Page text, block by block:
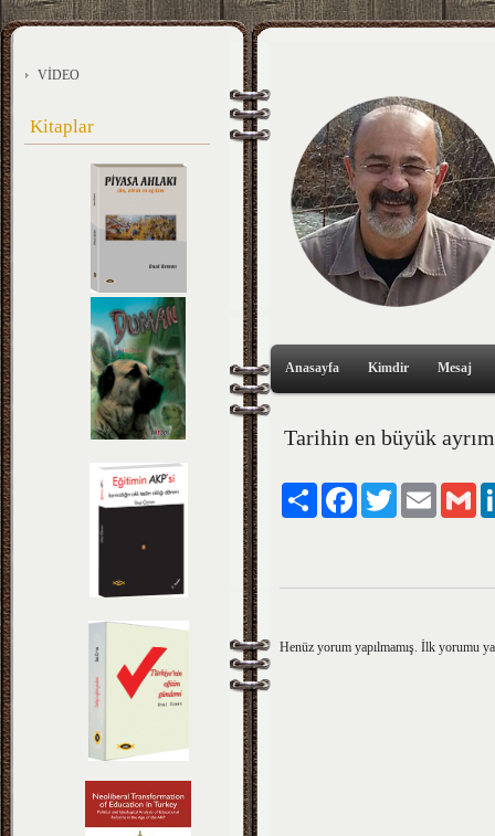
VİDEO
Kitaplar
Anasayfa Kimdir Mesaj
Tarihin en büyük
Paylaş FacebookTwitter Email
Henüz yorum yapılmamış. İlk yorumu